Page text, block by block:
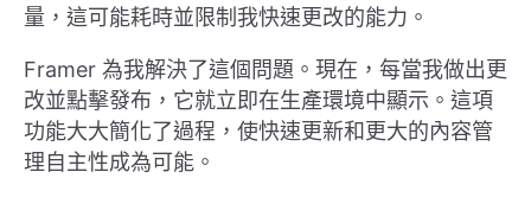
量，這可能耗時並限制我快速更改的能力。
Framer 為我解決了這個問題。現在，每當我做出更
改並點擊發布，它就立即在生產環境中顯示。這項
功能大大簡化了過程，使快速更新和更大的內容管
理自主性成為可能。